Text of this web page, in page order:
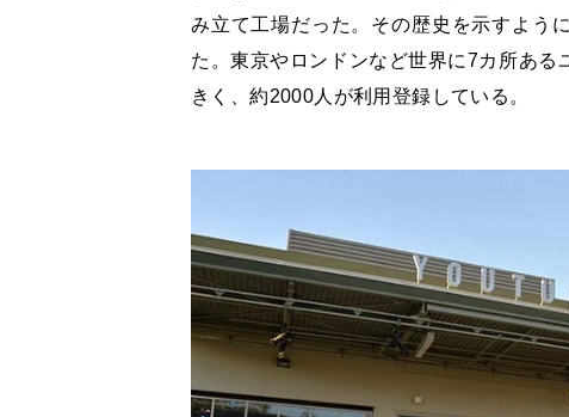
み立て工場だった。その歴史を示すよう
た。東京やロンドンなど世界に7カ所あ
きく、約2000人が利用登録している。